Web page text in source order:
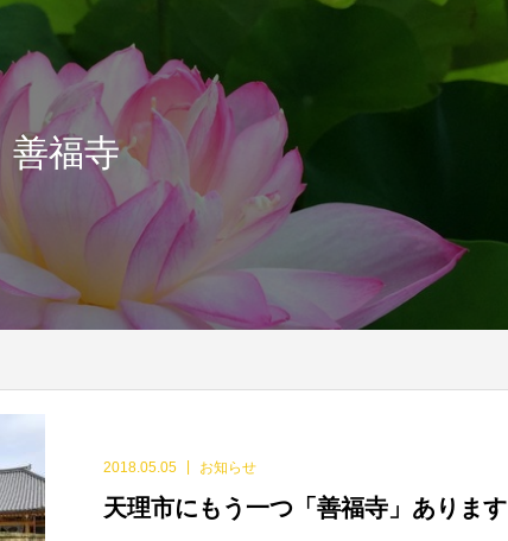
善福寺
2018.05.05 お知らせ
天理市にもう一つ「善福寺」あります